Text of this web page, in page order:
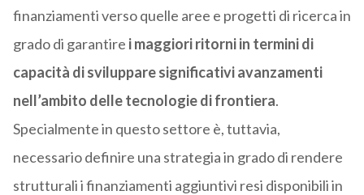
finanziamenti verso quelle aree e progetti di ricerca in
grado di garantire i maggiori ritorni in termini di
capacità di sviluppare significativi avanzamenti
nell’ambito delle tecnologie di frontiera.
Specialmente in questo settore è, tuttavia,
necessario definire una strategia in grado di rendere
strutturali i finanziamenti aggiuntivi resi disponibili in